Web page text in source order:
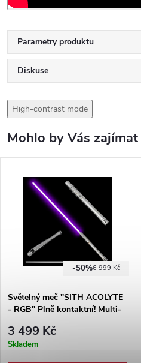
Parametry produktu
Diskuse
High-contrast mode
Mohlo by Vás zajímat
6 999 Kč
-50%
Světelný meč "SITH ACOLYTE
- RGB" Plně kontaktní! Multi-
3 499 Kč
Skladem